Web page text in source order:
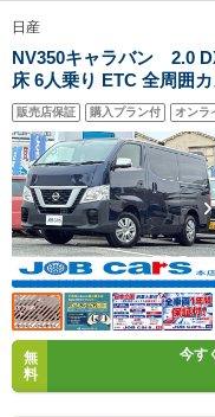
日産
NV350キャラバン 2.0
床 6人乗り ETC 全周囲
両側スライドドア キーレ
電動格納ミラー ABS
パワーウィンドウ プライ
販売店保証 購入プラン付 オンラ
無
料
今す